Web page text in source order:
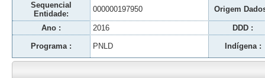
Sequencial
Entidade:
000000197950 Origem
Ano : 2016 DDD :
Programa : PNLD Indígena :